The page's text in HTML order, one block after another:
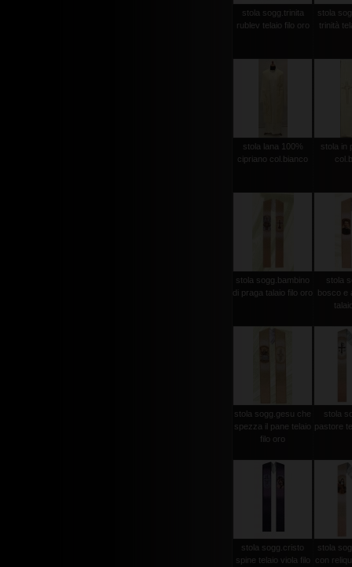
stola sogg.trinita
rublev telaio filo oro
stola
trinità
stola lana 100%
cipriano col.bianco
stola in
stola sogg.bambino
di praga talaio filo oro
stola
bosco e
stola sogg.gesu che
spezza il pane telaio
filo oro
stola
pastore
stola sogg.cristo
spine telaio viola filo
stola
con